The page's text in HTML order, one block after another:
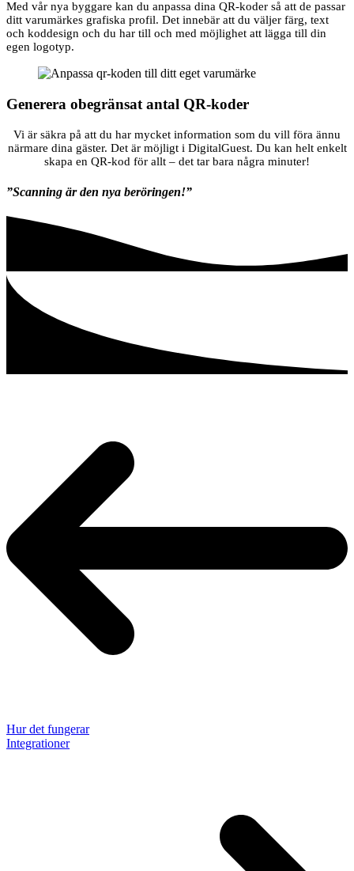
Med vår nya byggare kan du anpassa dina QR-koder så att de passar
ditt varumärkes grafiska profil. Det innebär att du väljer färg, text
och koddesign och du har till och med möjlighet att lägga till din
egen logotyp.
Generera obegränsat antal QR-koder
Vi är säkra på att du har mycket information som du vill föra ännu
närmare dina gäster. Det är möjligt i DigitalGuest. Du kan helt enkelt
skapa en QR-kod för allt – det tar bara några minuter!
”Scanning är den nya beröringen!”
Hur det fungerar
Integrationer